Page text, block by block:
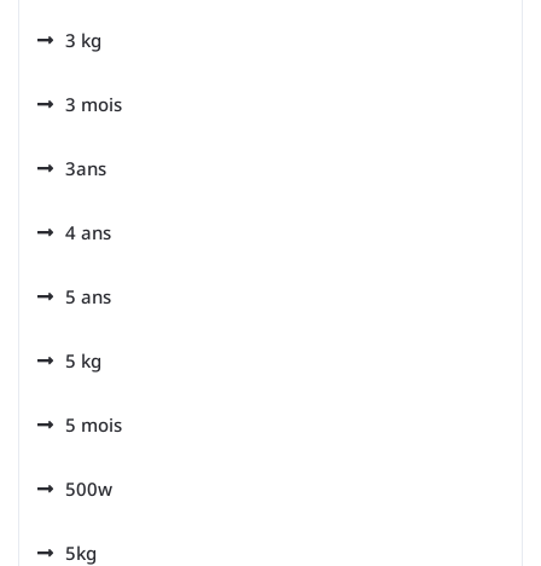
3 kg
3 mois
3ans
4 ans
5 ans
5 kg
5 mois
500w
5kg